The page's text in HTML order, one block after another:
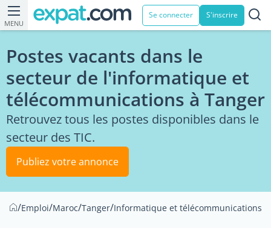
MENU
Se connecter S'inscrire
Postes vacants dans le
secteur de l'informatique et
télécommunications à Tanger
Retrouvez tous les postes disponibles dans le
secteur des TIC.
Publiez votre annonce
/Emploi/Maroc/Tanger/Informatique et télécommunications